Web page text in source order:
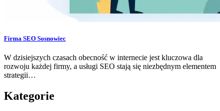
Firma SEO Sosnowiec
W dzisiejszych czasach obecność w internecie jest kluczowa dla
rozwoju każdej firmy, a usługi SEO stają się niezbędnym elementem
strategii…
Kategorie